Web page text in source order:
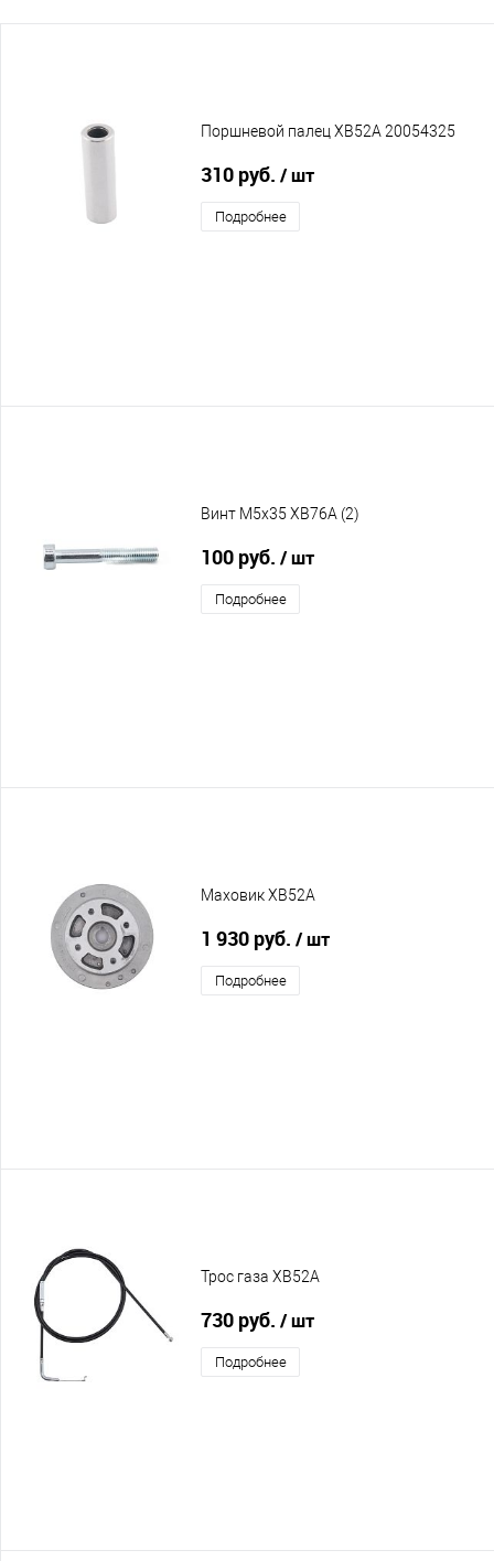
Поршневой палец XB52A 20054325
310 руб. / шт
Подробнее
Винт M5x35 XB76A (2)
100 руб. / шт
Подробнее
Маховик XB52A
1 930 руб. / шт
Подробнее
Трос газа XB52A
730 руб. / шт
Подробнее